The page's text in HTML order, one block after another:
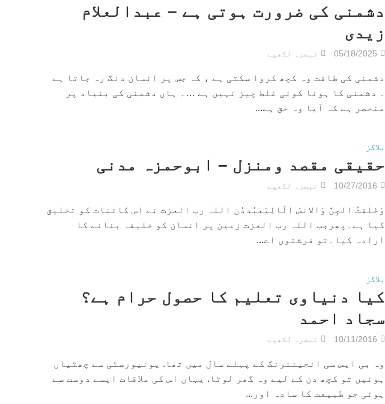
دشمنی کی ضرورت ہوتی ہے – عبدالعلام
زیدی
05/18/2025 تبصرہ لکھیے
دشمنی کی طاقت وہ کچھ کروا سکتی ہے ، کہ جس پر انسان دنگ رہ جاتا ہے
۔ دشمنی کا ہونا کوئی غلط چیز نہیں ہے …۔ ہاں دشمنی کی بنیاد پر
منحصر ہے کہ آیا وہ حق ہے...
بلاگز
حقیقی مقصد ومنزل – ابوحمزہ مدنی
10/27/2016 تبصرہ لکھیے
وَخَلقتُ الجِنَّ وَالانسَ الّالِیَعبُددُن اللہ رب العزت نے اس کائنات کو تخلیق
کیا ہے۔پھرجب اللہ رب العزت زمین پر انسان کو خلیفہ بنانے کا
ارادہ کیا۔تو فرشتوں اے...
بلاگز
کیا دنیاوی تعلیم کا حصول حرام ہے؟
سجاد احمد
10/11/2016 تبصرہ لکھیے
وہ بی ایس سی انجینئرنگ کے پہلے سال میں تھا. یونیورسٹی سے چھٹیاں
ہوئیں تو کچھ دن کے لیے وہ گھر لوٹا. یہاں اس کی ملاقات ایسے دوست سے
ہوئی جو طبیعت کا سادہ اور...